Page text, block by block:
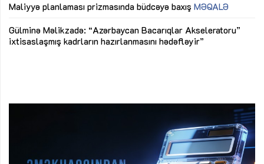
Maliyyə planlaması prizmasında büdcəyə baxış MƏQALƏ
Gülminə Məlikzadə: “Azərbaycan Bacarıqlar Akseleratoru”
ixtisaslaşmış kadrların hazırlanmasını hədəfləyir”